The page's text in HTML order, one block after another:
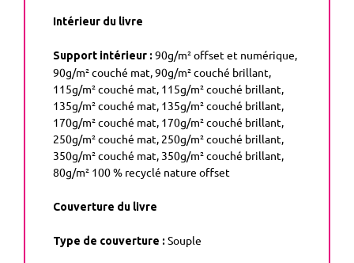
Intérieur du livre
Support intérieur : 90g/m² offset et numérique,
90g/m² couché mat, 90g/m² couché brillant,
115g/m² couché mat, 115g/m² couché brillant,
135g/m² couché mat, 135g/m² couché brillant,
170g/m² couché mat, 170g/m² couché brillant,
250g/m² couché mat, 250g/m² couché brillant,
350g/m² couché mat, 350g/m² couché brillant,
80g/m² 100 % recyclé nature offset
Couverture du livre
Type de couverture : Souple